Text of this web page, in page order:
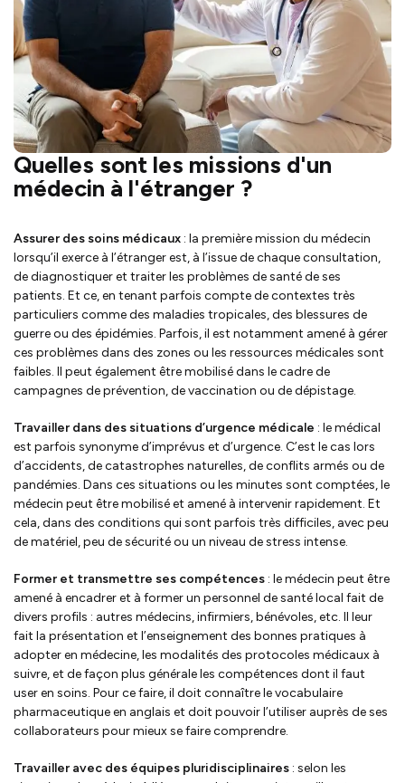
Quelles sont les missions d'un
médecin à l'étranger ?
Assurer des soins médicaux : la première mission du médecin
lorsqu’il exerce à l’étranger est, à l’issue de chaque consultation,
de diagnostiquer et traiter les problèmes de santé de ses
patients. Et ce, en tenant parfois compte de contextes très
particuliers comme des maladies tropicales, des blessures de
guerre ou des épidémies. Parfois, il est notamment amené à gérer
ces problèmes dans des zones ou les ressources médicales sont
faibles. Il peut également être mobilisé dans le cadre de
campagnes de prévention, de vaccination ou de dépistage.
Travailler dans des situations d’urgence médicale : le médical
est parfois synonyme d’imprévus et d’urgence. C’est le cas lors
d’accidents, de catastrophes naturelles, de conflits armés ou de
pandémies. Dans ces situations ou les minutes sont comptées, le
médecin peut être mobilisé et amené à intervenir rapidement. Et
cela, dans des conditions qui sont parfois très difficiles, avec peu
de matériel, peu de sécurité ou un niveau de stress intense.
Former et transmettre ses compétences : le médecin peut être
amené à encadrer et à former un personnel de santé local fait de
divers profils : autres médecins, infirmiers, bénévoles, etc. Il leur
fait la présentation et l’enseignement des bonnes pratiques à
adopter en médecine, les modalités des protocoles médicaux à
suivre, et de façon plus générale les compétences dont il faut
user en soins. Pour ce faire, il doit connaître le vocabulaire
pharmaceutique en anglais et doit pouvoir l’utiliser auprès de ses
collaborateurs pour mieux se faire comprendre.
Travailler avec des équipes pluridisciplinaires : selon les